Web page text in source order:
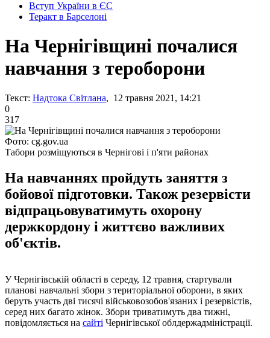
Вступ України в ЄС
Теракт в Барселоні
На Чернігівщині почалися
навчання з тероборони
Текст: Надтока Світлана, 12 травня 2021, 14:21
0
317
Фото: cg.gov.ua
Табори розміщуються в Чернігові і п'яти районах
На навчаннях пройдуть заняття з
бойової підготовки. Також резервісти
відпрацьовуватимуть охорону
держкордону і життєво важливих
об'єктів.
У Чернігівській області в середу, 12 травня, стартували
планові навчальні збори з територіальної оборони, в яких
беруть участь дві тисячі військовозобов'язаних і резервістів,
серед них багато жінок. Збори триватимуть два тижні,
повідомляється на сайті Чернігівської облдержадміністрації.